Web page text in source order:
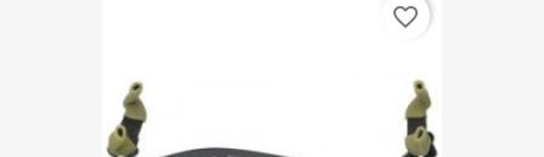
favorite_border